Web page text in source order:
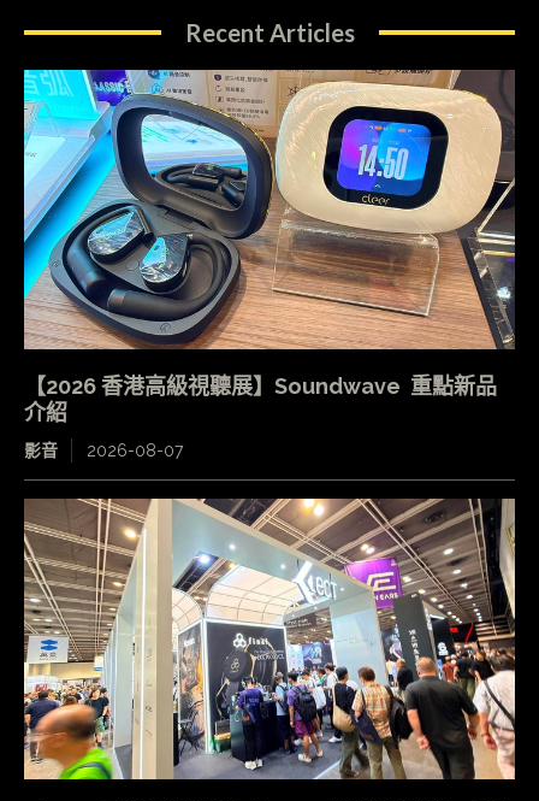
Recent Articles
【2026 香港高級視聽展】Soundwave 重點新品
介紹
影音 2026-08-07